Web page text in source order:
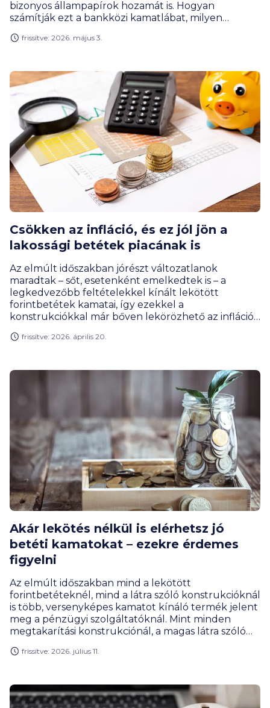
bizonyos állampapírok hozamát is. Hogyan
számítják ezt a bankközi kamatlábat, milyen
hiteladósok kiadásaira és a befektetők hozamaira?
frissítve: 2026. május 3.
Csökken az infláció, és ez jól jön a
lakossági betétek piacának is
Az elmúlt időszakban jórészt változatlanok
maradtak – sőt, esetenként emelkedtek is – a
legkedvezőbb feltételekkel kínált lekötött
forintbetétek kamatai, így ezekkel a
konstrukciókkal már bőven lekörözhető az infláció
BiztosDöntés.hu pénzügyi szakértője. Ennek – teszi
nem fektetik be a háztartások.
frissítve: 2026. április 20.
Akár lekötés nélkül is elérhetsz jó
betéti kamatokat – ezekre érdemes
figyelni
Az elmúlt időszakban mind a lekötött
forintbetéteknél, mind a látra szóló konstrukcióknál
is több, versenyképes kamatot kínáló termék jelent
meg a pénzügyi szolgáltatóknál. Mint minden
megtakarítási konstrukciónál, a magas látra szóló
ugyanakkor feltérképezni a feltételeket, mielőtt
frissítve: 2026. július 11.